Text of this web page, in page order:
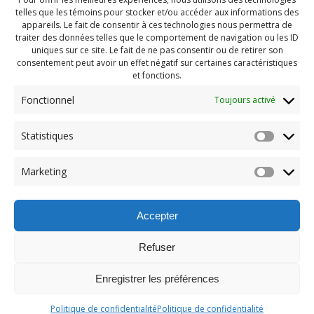
telles que les témoins pour stocker et/ou accéder aux informations des
appareils. Le fait de consentir à ces technologies nous permettra de
traiter des données telles que le comportement de navigation ou les ID
uniques sur ce site. Le fait de ne pas consentir ou de retirer son
consentement peut avoir un effet négatif sur certaines caractéristiques
et fonctions.
Fonctionnel Toujours activé
Statistiques
Marketing
Accepter
Refuser
Enregistrer les préférences
Politique de confidentialitéPolitique de confidentialité
Navigation
de
l'article
Previous
Pendragon Mai 2023 (93)
© 2026 Maison des Jeunes de Boucherville.